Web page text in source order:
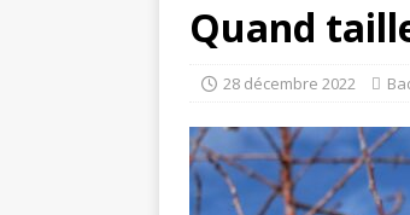
Quand
28 décembre 2022